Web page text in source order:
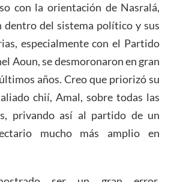
con la orientación de Nasralá,
dentro del sistema político y sus
especialmente con el Partido
Aoun, se desmoronaron en gran
años. Creo que priorizó su
chií, Amal, sobre todas las
privando así al partido de un
mucho más amplio en